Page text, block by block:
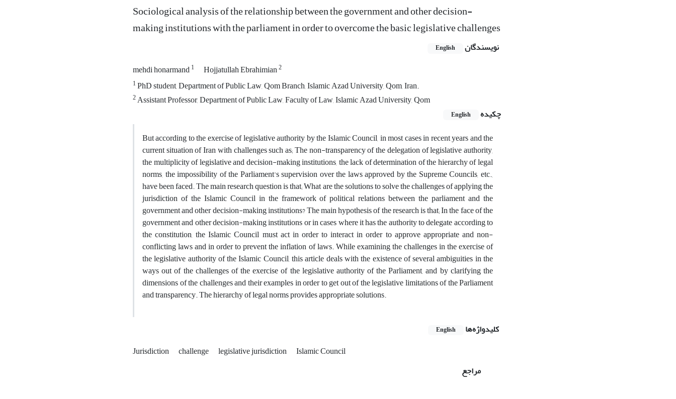
Sociological analysis of the relationship between the government and other decision-
making institutions with the parliament in order to overcome the basic legislative challenges
نویسندگان English
mehdi honarmand1 Hojjatullah Ebrahimian2
1PhD student, Department of Public Law, Qom Branch, Islamic Azad University, Qom, Iran.
2Assistant Professor, Department of Public Law, Faculty of Law, Islamic Azad University, Qom
چکیده
English
But according to the exercise of legislative authority by the Islamic Council, in most cases in recent years and the
current situation of Iran with challenges such as; The non-transparency of the delegation of legislative authority,
the multiplicity of legislative and decision-making institutions, the lack of determination of the hierarchy of legal
norms, the impossibility of the Parliament's supervision over the laws approved by the Supreme Councils, etc.,
have been faced. The main research question is that; What are the solutions to solve the challenges of applying the
jurisdiction of the Islamic Council in the framework of political relations between the parliament and the
government and other decision-making institutions? The main hypothesis of the research is that; In the face of the
government and other decision-making institutions or in cases where it has the authority to delegate according to
the constitution, the Islamic Council must act in order to interact in order to approve appropriate and non-
conflicting laws and in order to prevent the inflation of laws. While examining the challenges in the exercise of
the legislative authority of the Islamic Council, this article deals with the existence of several ambiguities in the
ways out of the challenges of the exercise of the legislative authority of the Parliament, and by clarifying the
dimensions of the challenges and their examples in order to get out of the legislative limitations of the Parliament
and transparency. The hierarchy of legal norms provides appropriate solutions.
کلیدواژه‌ها English
Jurisdiction challenge legislative jurisdiction
Islamic Council
مراجع